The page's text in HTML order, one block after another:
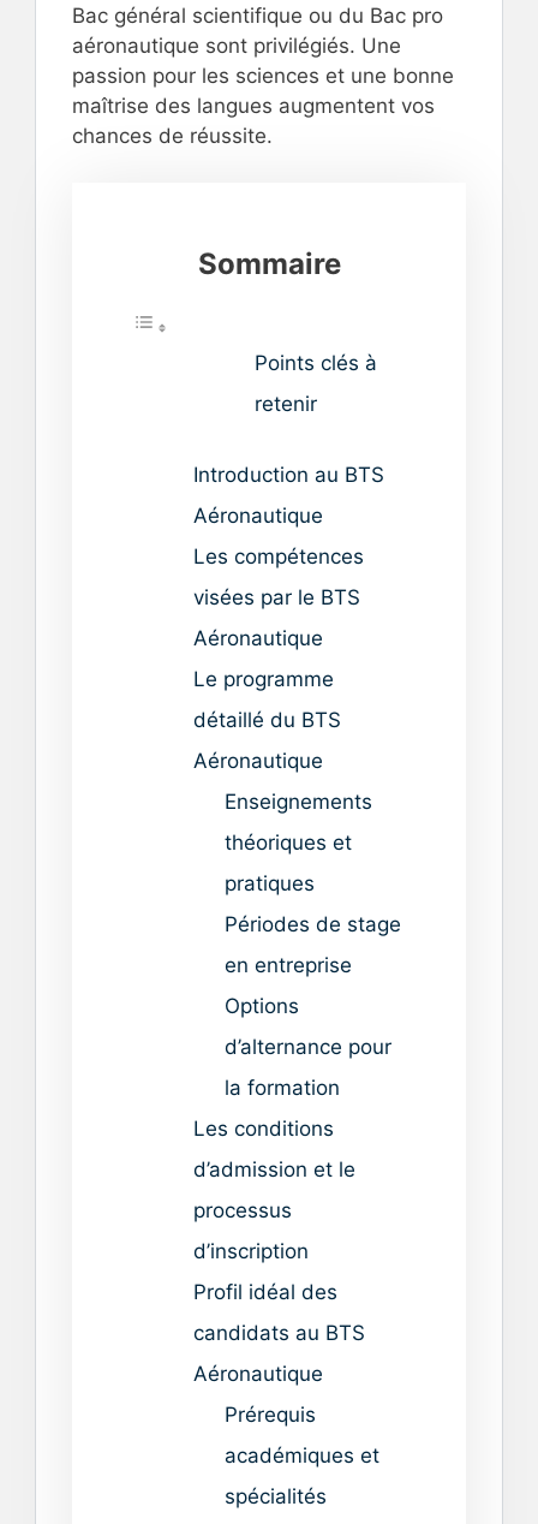
Bac général scientifique ou du Bac pro
aéronautique sont privilégiés. Une
passion pour les sciences et une bonne
maîtrise des langues augmentent vos
chances de réussite.
Sommaire
Points clés à
retenir
Introduction au BTS
Aéronautique
Les compétences
visées par le BTS
Aéronautique
Le programme
détaillé du BTS
Aéronautique
Enseignements
théoriques et
pratiques
Périodes de stage
en entreprise
Options
d’alternance pour
la formation
Les conditions
d’admission et le
processus
d’inscription
Profil idéal des
candidats au BTS
Aéronautique
Prérequis
académiques et
spécialités